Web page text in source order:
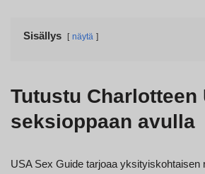
Sisällys näytä
Tutustu Charlotteen
seksioppaan avulla
USA Sex Guide tarjoaa yksityiskohtaisen